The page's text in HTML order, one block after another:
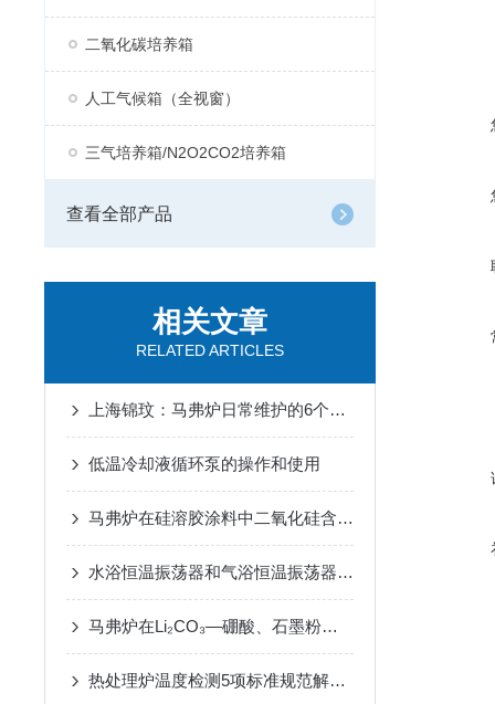
二氧化碳培养箱
人工气候箱（全视窗）
三气培养箱/N2O2CO2培养箱
查看全部产品
相关文章
RELATED ARTICLES
上海锦玟：马弗炉日常维护的6个注意事项
低温冷却液循环泵的操作和使用
马弗炉在硅溶胶涂料中二氧化硅含量的检测应用
水浴恒温振荡器和气浴恒温振荡器的区别
马弗炉在Li₂CO₃—硼酸、石墨粉坩埚熔样法中的用途
热处理炉温度检测5项标准规范解读五